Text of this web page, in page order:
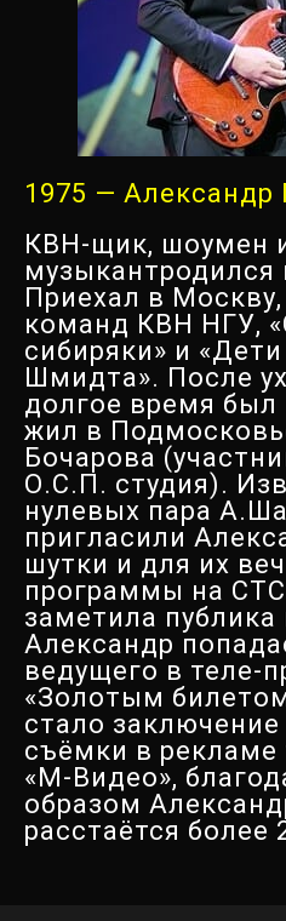
1975 — Александр
КВН-щик, шоумен
музыкантродился
Приехал в Москву,
команд КВН НГУ,
сибиряки» и
Шмидта». После
долгое время был
жил в
Бочарова
О.С.П. студия).
нулевых пара
пригласили
шутки и для их
программы на
заметила
Александр
ведущего в теле-
«Золотым
стало
съёмки в рекламе
«M-Видео»,
образом
расстаётся более